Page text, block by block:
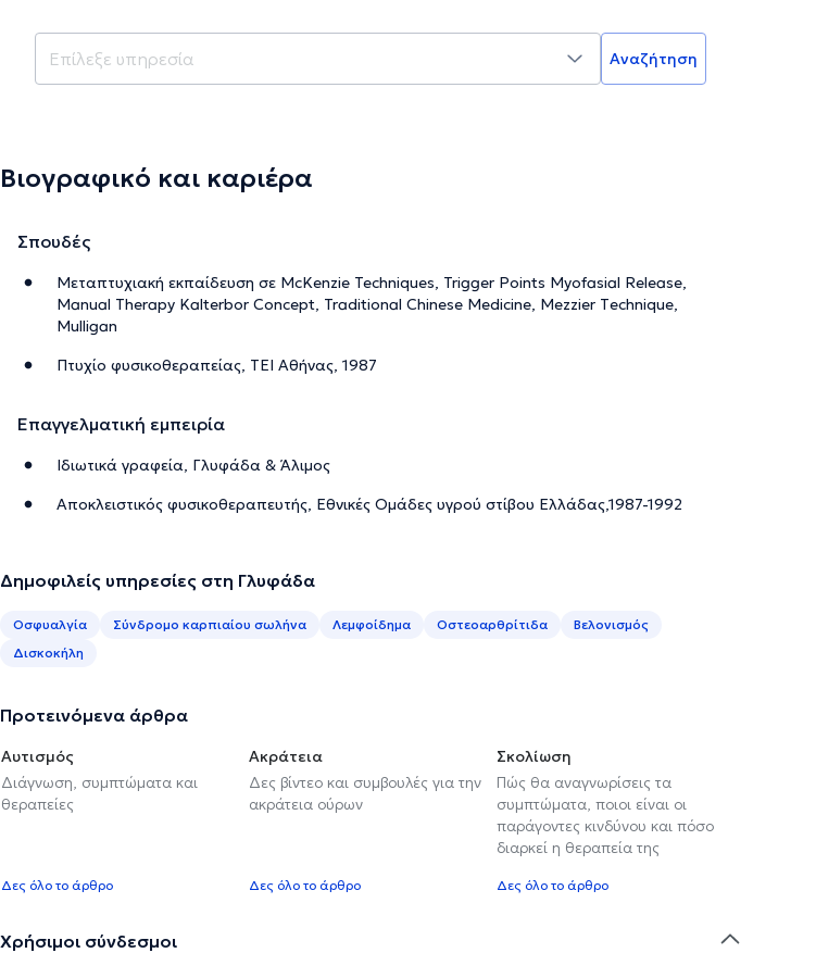
Αναζήτηση
Βιογραφικό και καριέρα
Σπουδές
Μεταπτυχιακή εκπαίδευση σε McKenzie Techniques, Trigger Points Myofasial Release,
Manual Therapy Kalterbor Concept, Traditional Chinese Medicine, Mezzier Τechnique,
Mulligan
Πτυχίο φυσικοθεραπείας, ΤΕΙ Αθήνας, 1987
Επαγγελματική εμπειρία
Ιδιωτικά γραφεία, Γλυφάδα & Άλιμος
Αποκλειστικός φυσικοθεραπευτής, Εθνικές Ομάδες υγρού στίβου Ελλάδας,1987-1992
Δημοφιλείς υπηρεσίες στη Γλυφάδα
Οσφυαλγία Σύνδρομο καρπιαίου σωλήνα Λεμφοίδημα Οστεοαρθρίτιδα
Βελονισμός
Δισκοκήλη
Προτεινόμενα άρθρα
Αυτισμός
Διάγνωση, συμπτώματα και
θεραπείες
Δες όλο το άρθρο
Ακράτεια
Δες βίντεο και συμβουλές για την
ακράτεια ούρων
Δες όλο το άρθρο
Σκολίωση
Πώς θα αναγνωρίσεις τα
συμπτώματα, ποιοι είναι οι
παράγοντες κινδύνου και πόσο
διαρκεί η θεραπεία της
Δες όλο το άρθρο
Χρήσιμοι σύνδεσμοι